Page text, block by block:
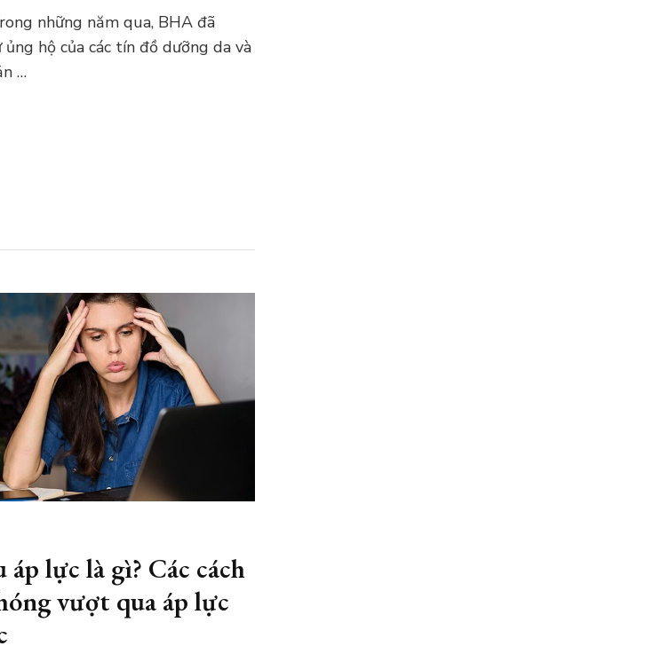
những năm qua, BHA đã
ủng hộ của các tín đồ dưỡng da và
…
lực là gì? Các cách
vượt qua áp lực